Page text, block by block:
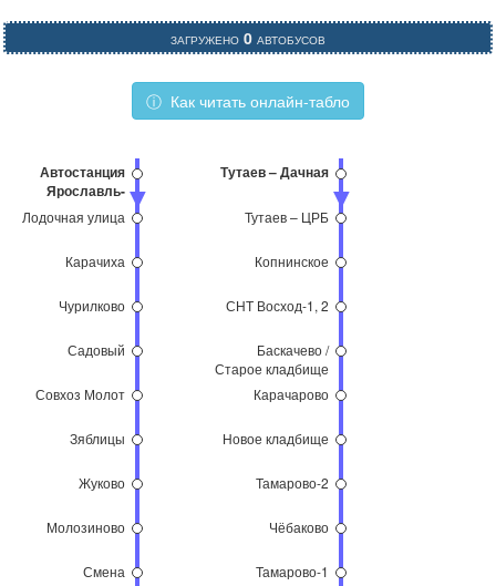
Загружено 0 автобусов
Автостанция
Ярославль-
Лодочная улица
Карачиха
Чурилково
Садовый
Совхоз Молот
Зяблицы
Жуково
Молозиново
Смена
Тутаев – Дачная
Тутаев – ЦРБ
Копнинское
СНТ Восход-1, 2
Баскачево /
Старое кладбище
Карачарово
Новое кладбище
Тамарово-2
Чёбаково
Тамарово-1